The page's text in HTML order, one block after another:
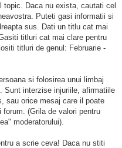
Daca nu exista, cautati cel
Puteti gasi informatii si
sus. Dati un titlu cat mai
titluri cat mai clare pentru
titluri de genul: Februarie -
si folosirea unui limbaj
interzise injuriile, afirmatiile
sau orice mesaj care il poate
(Grila de valori pentru
moderatorului).
a scrie ceva! Daca nu stiti